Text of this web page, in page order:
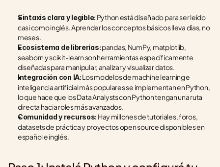
Sintaxis clara y legible: Python está diseñado para ser leído
casi como inglés. Aprender los conceptos básicos lleva días, no
meses.
Ecosistema de librerías: pandas, NumPy, matplotlib,
seaborn y scikit-learn son herramientas específicamente
diseñadas para manipular, analizar y visualizar datos.
Integración con IA: Los modelos de machine learning e
inteligencia artificial más populares se implementan en Python,
lo que hace que los Data Analysts con Python tengan una ruta
directa hacia roles más avanzados.
Comunidad y recursos: Hay millones de tutoriales, foros,
datasets de práctica y proyectos open source disponibles en
español e inglés.